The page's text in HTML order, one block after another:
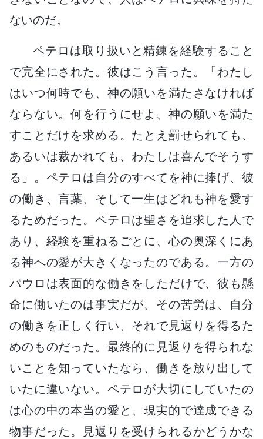
ないのだ。
ペテロは取り扱いと精錬を経験すること
で完全にされた。彼はこう言った。「わたし
はいつ何時でも、神の願いを満たさなければ
ならない。何を行うにせよ、神の願いを満た
すことだけを求める。たとえ罰せられても、
あるいは裁かれても、わたしは喜んでそうす
る」。ペテロは自分のすべてを神に捧げ、彼
の働き、言葉、そして一生はどれも神を愛す
るためだった。ペテロは聖さを追求した人で
あり、経験を重ねるごとに、心の奥深くにあ
る神への愛が大きくなったのである。一方の
パウロは表面的な働きをしただけで、彼も懸
命に働いたのは事実だが、その苦労は、自分
の働きを正しく行い、それで見返りを得るた
めのものだった。最終的に見返りを得られな
いことを知っていたなら、働きを放り出して
いたに違いない。ペテロが大切にしていたの
は心の中の本当の愛と、現実的で達成できる
物事だった。見返りを受けられるかどうかな